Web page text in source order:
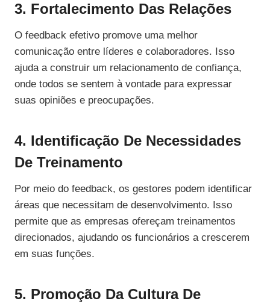
3. Fortalecimento Das Relações
O feedback efetivo promove uma melhor
comunicação entre líderes e colaboradores. Isso
ajuda a construir um relacionamento de confiança,
onde todos se sentem à vontade para expressar
suas opiniões e preocupações.
4. Identificação De Necessidades
De Treinamento
Por meio do feedback, os gestores podem identificar
áreas que necessitam de desenvolvimento. Isso
permite que as empresas ofereçam treinamentos
direcionados, ajudando os funcionários a crescerem
em suas funções.
5. Promoção Da Cultura De